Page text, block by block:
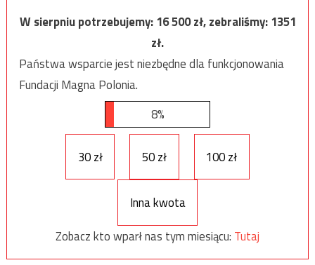
W sierpniu potrzebujemy:16 500zł, zebraliśmy:1351
zł.
Państwa wsparcie jest niezbędne dla funkcjonowania
Fundacji Magna Polonia.
8%
30 zł 50 zł 100 zł
Inna kwota
Zobacz kto wparł nas tym miesiącu: Tutaj